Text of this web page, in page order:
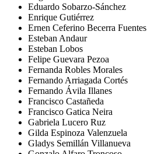
Eduardo Sobarzo-Sánchez
Enrique Gutiérrez
Ernen Ceferino Becerra Fuentes
Esteban Andaur
Esteban Lobos
Felipe Guevara Pezoa
Fernanda Robles Morales
Fernando Arriagada Cortés
Fernando Ávila Illanes
Francisco Castañeda
Francisco Gatica Neira
Gabriela Lucero Ruz
Gilda Espinoza Valenzuela
Gladys Semillán Villanueva